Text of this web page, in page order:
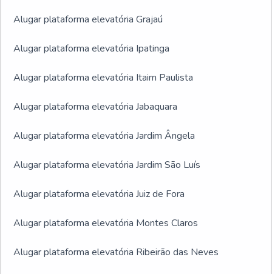
Alugar plataforma elevatória Grajaú
Alugar plataforma elevatória Ipatinga
Alugar plataforma elevatória Itaim Paulista
Alugar plataforma elevatória Jabaquara
Alugar plataforma elevatória Jardim Ângela
Alugar plataforma elevatória Jardim São Luís
Alugar plataforma elevatória Juiz de Fora
Alugar plataforma elevatória Montes Claros
Alugar plataforma elevatória Ribeirão das Neves